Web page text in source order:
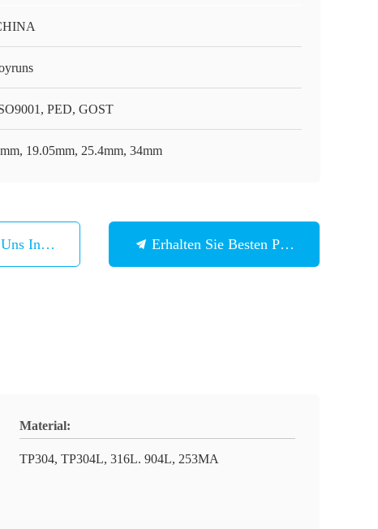
PED, GOST
19.05mm, 25.4mm, 34mm
In Verbindung Erhalten Sie Besten Preis
Material:
TP304, TP304L, 316L. 904L, 253MA